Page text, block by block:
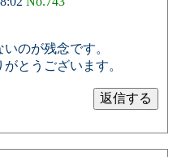
のが残念です。
とうございます。